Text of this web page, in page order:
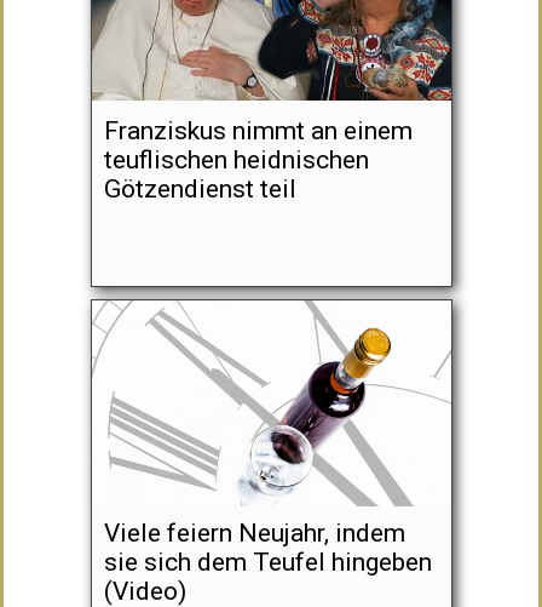
Franziskus nimmt an einem
teuflischen heidnischen
Götzendienst teil
Viele feiern Neujahr, indem
sie sich dem Teufel hingeben
(Video)